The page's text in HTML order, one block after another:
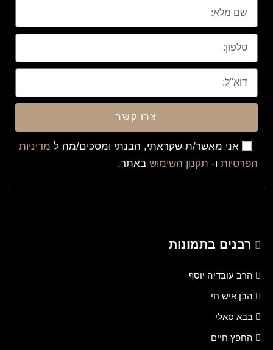
אני מאשר/ת שקראתי, הבנתי ומסכים/מה ל מדיניות
הפרטיות ו- תקנון השימוש באתר.
צרו קשר
רבנים בתמונות
הרב עובדיה יוסף
הבן איש חי
בבא סאלי
החפץ חיים